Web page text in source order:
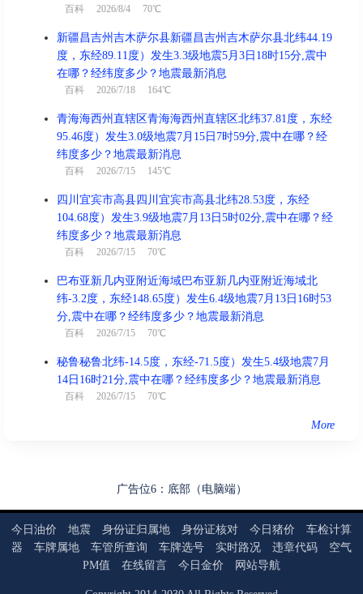
百科 2026/8/4 70℃
新疆昌吉州吉木萨尔县新疆昌吉州吉木萨尔县北纬44.19
度，东经89.11度）发生3.3级地震5月3日18时15分,震中
在哪？经纬度多少？地震最新消息
百科 2026/7/18 164℃
青海海西州直辖区青海海西州直辖区北纬37.81度，东经
95.46度）发生3.0级地震7月15日7时59分,震中在哪？经
纬度多少？地震最新消息
百科 2026/7/15 145℃
四川宜宾市高县四川宜宾市高县北纬28.53度，东经
104.68度）发生3.9级地震7月13日5时02分,震中在哪？经
纬度多少？地震最新消息
百科 2026/7/15 70℃
巴布亚新几内亚附近海域巴布亚新几内亚附近海域北
纬-3.2度，东经148.65度）发生6.4级地震7月13日16时53
分,震中在哪？经纬度多少？地震最新消息
百科 2026/7/15 70℃
秘鲁秘鲁北纬-14.5度，东经-71.5度）发生5.4级地震7月
14日16时21分,震中在哪？经纬度多少？地震最新消息
百科 2026/7/15 70℃
More
广告位6：底部（电脑端）
今日油价 地震 身份证归属地 身份证核对 今日猪价
车检计算
器
车牌属地 车管所查询 车牌选号 实时路况 违章代码
空气
PM值
在线留言 今日金价 网站导航